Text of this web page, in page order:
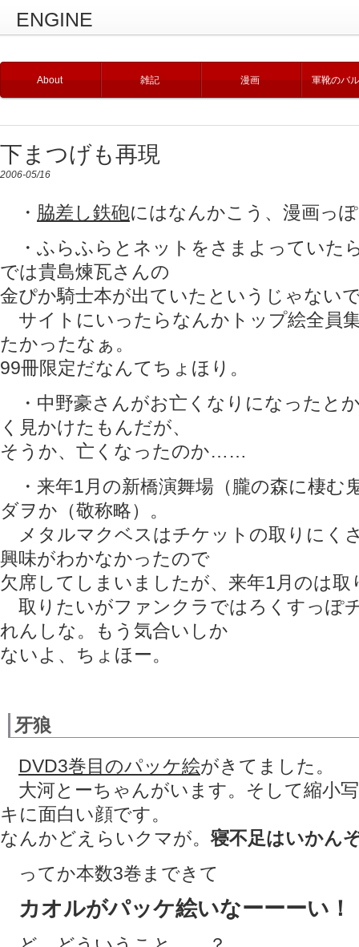
ENGINE
About 雑記 漫画 軍靴のバ
下まつげも再現
2006-05/16
・ 脇差し鉄砲にはなんかこう、漫画っ
・ふらふらとネットをさまよっていた
では貴島煉瓦さんの
金ぴか騎士本が出ていたというじゃない
サイトにいったらなんかトップ絵全員
たかったなぁ。
99冊限定だなんてちょほり。
・中野豪さんがお亡くなりになったと
く見かけたもんだが、
そうか、亡くなったのか……
・来年1月の新橋演舞場（朧の森に棲む
ダヲか（敬称略）。
メタルマクベスはチケットの取りにく
興味がわかなかったので
欠席してしまいましたが、来年1月のは取
取りたいがファンクラではろくすっぽ
れんしな。もう気合いしか
ないよ、ちょほー。
牙狼
DVD3巻目のパッケ絵がきてました。
大河とーちゃんがいます。そして縮小
キに面白い顔です。
なんかどえらいクマが。寝不足はいかん
ってか本数3巻まできて
カオルがパッケ絵いなーーーい！